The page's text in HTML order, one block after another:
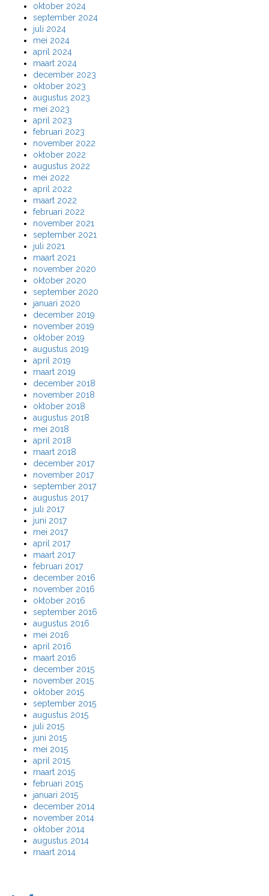
oktober 2024
september 2024
juli 2024
mei 2024
april 2024
maart 2024
december 2023
oktober 2023
augustus 2023
mei 2023
april 2023
februari 2023
november 2022
oktober 2022
augustus 2022
mei 2022
april 2022
maart 2022
februari 2022
november 2021
september 2021
juli 2021
maart 2021
november 2020
oktober 2020
september 2020
januari 2020
december 2019
november 2019
oktober 2019
augustus 2019
april 2019
maart 2019
december 2018
november 2018
oktober 2018
augustus 2018
mei 2018
april 2018
maart 2018
december 2017
november 2017
september 2017
augustus 2017
juli 2017
juni 2017
mei 2017
april 2017
maart 2017
februari 2017
december 2016
november 2016
oktober 2016
september 2016
augustus 2016
mei 2016
april 2016
maart 2016
december 2015
november 2015
oktober 2015
september 2015
augustus 2015
juli 2015
juni 2015
mei 2015
april 2015
maart 2015
februari 2015
januari 2015
december 2014
november 2014
oktober 2014
augustus 2014
maart 2014